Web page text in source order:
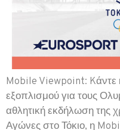
Mobile Viewpoint: Kάντε
εξοπλισμού για τους
αθλητική εκδήλωση της
Αγώνες στο Τόκιο, η